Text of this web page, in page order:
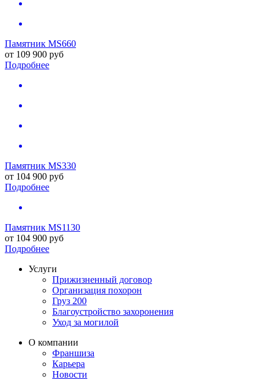
Памятник MS660
от 109 900 руб
Подробнее
Памятник MS330
от 104 900 руб
Подробнее
Памятник MS1130
от 104 900 руб
Подробнее
Услуги
Прижизненный договор
Организация похорон
Груз 200
Благоустройство захоронения
Уход за могилой
О компании
Франшиза
Карьера
Новости